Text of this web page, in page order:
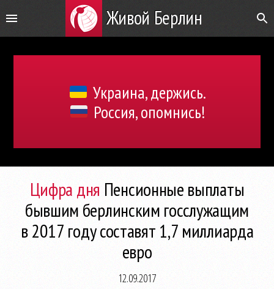
Живой Берлин
Украина, держись.
Россия, опомнись!
Цифра дня Пенсионные выплаты
бывшим берлинским госслужащим
в 2017 году составят 1,7 миллиарда
евро
12.09.2017